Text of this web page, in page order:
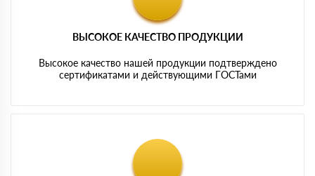
ВЫСОКОЕ КАЧЕСТВО ПРОДУКЦИИ
Высокое качество нашей продукции подтверждено
сертификатами и действующими ГОСТами